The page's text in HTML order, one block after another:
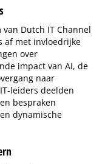
Dutch IT Channel
af met invloedrijke
over
impact van AI, de
naar
leiders deelden
bespraken
dynamische